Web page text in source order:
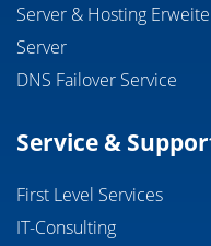
Server & Hosting
Server
DNS Failover Service
Service &
First Level Services
IT-Consulting